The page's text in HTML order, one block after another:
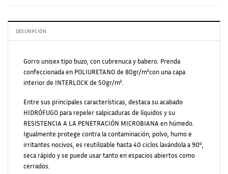
DESCRIPCIÓN
Gorro unisex tipo buzo, con cubrenuca y babero. Prenda
confeccionada en POLIURETANO de 80gr/m²con una capa
interior de INTERLOCK de 50gr/m².
Entre sus principales características, destaca su acabado
HIDRÓFUGO para repeler salpicaduras de líquidos y su
RESISTENCIA A LA PENETRACIÓN MICROBIANA en húmedo.
Igualmente protege contra la contaminación, polvo, humo e
irritantes nocivos, es reutilizable hasta 40 ciclos lavándola a 90º,
seca rápido y se puede usar tanto en espacios abiertos como
cerrados.